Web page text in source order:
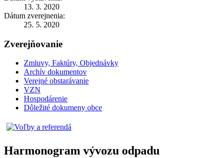
13. 3. 2020
Dátum zverejnenia:
25. 5. 2020
Zverejňovanie
Zmluvy, Faktúry, Objednávky
Archív dokumentov
Verejné obstarávanie
VZN
Hospodárenie
Dôležité dokumeny obce
Harmonogram vývozu odpadu